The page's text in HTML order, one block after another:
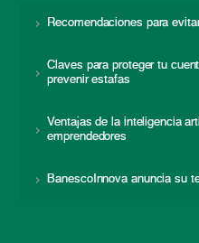
Recomendaciones para
Claves para proteger tu
prevenir estafas
Ventajas de la inteligencia
emprendedores
BanescoInnova anuncia su